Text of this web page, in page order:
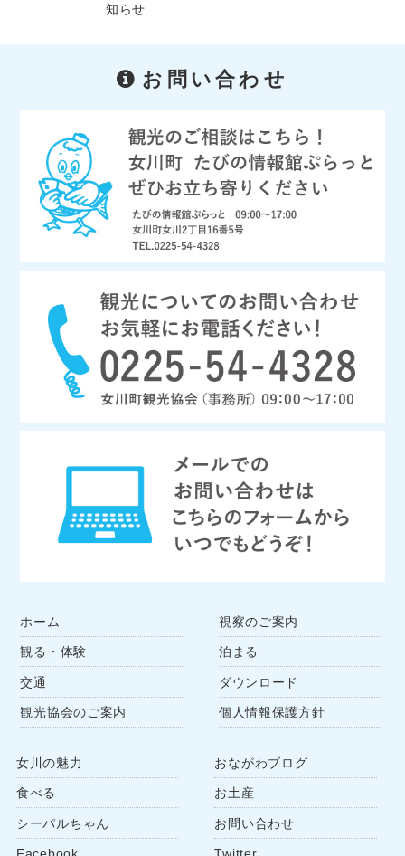
知らせ
お問い合わせ
ホーム
観る・体験
交通
観光協会のご案内
視察のご案内
泊まる
ダウンロード
個人情報保護方針
女川の魅力
食べる
シーパルちゃん
おながわブログ
お土産
お問い合わせ